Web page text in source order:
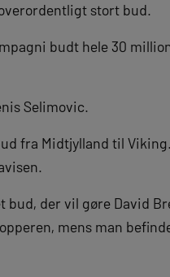
stort bud.
budt hele 30
Selimovic.
fra Midtjylland til
der vil gøre David
mens man